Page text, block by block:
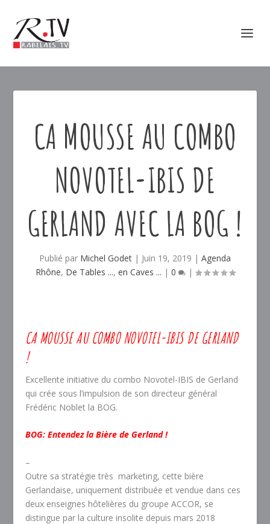
CA MOUSSE AU COMBO
NOVOTEL-IBIS DE
GERLAND AVEC LA BOG !
Publié par Michel Godet | Juin 19, 2019 | Agenda
Rhône, De Tables ..., en Caves ... | 0 |
CA MOUSSE AU COMBO NOVOTEL-IBIS DE GERLAND
!
Excellente initiative du combo Novotel-IBIS de Gerland
qui crée sous l’impulsion de son directeur général
Frédéric Noblet la BOG.
BOG: Entendez la Bière de Gerland !
–
Outre sa stratégie très marketing, cette bière
Gerlandaise, uniquement distribuée et vendue dans ces
deux enseignes hôtelières du groupe ACCOR, se
distingue par la culture insolite depuis mars 2018